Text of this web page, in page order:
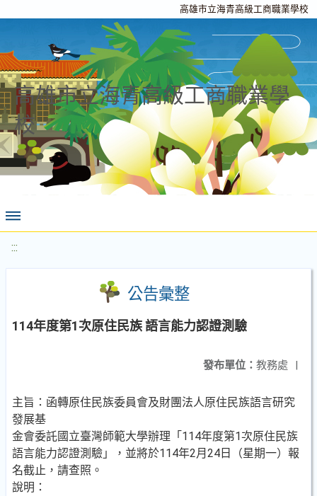
高雄市立海青高級工商職業學校
高雄市立海青高級工商職業學
校
:::
公告彙整
114年度第1次原住民族 語言能力認證測驗
發布單位： 教務處 |
主旨：函轉原住民族委員會及財團法人原住民族語言研究
發展基
金會委託國立臺灣師範大學辦理「114年度第1次原住民族
語言能力認證測驗」，並將於114年2月24日（星期一）報
名截止，請查照。
說明：